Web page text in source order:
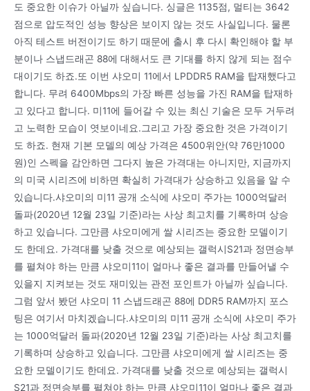
도 중요한 이슈가 아닐까 싶습니다. 싱글은 1135점, 멀티는 3642
점으로 압도적인 성능 향상은 보이지 않는 것도 사실입니다. 물론
아직 테스트 버전이기도 하기 때문에 출시 후 다시 확인해야 할 부
분이나 스냅드래곤 88에 대해서도 큰 기대를 하지 않게 되는 점수
대이기도 하죠.또 이번 샤오미 11에서 LPDDR5 RAM을 탑재했다고
합니다. 무려 6400Mbps의 가장 빠른 성능을 가진 RAM을 탑재하
고 있다고 합니다. 미11에 들어갈 수 있는 최신 기술은 모두 거두려
고 노력한 모습이 엿보이네요.그리고 가장 중요한 것은 가격이기
도 하죠. 현재 기본 모델의 예상 가격은 4500위안(약 76만1000
원)인 스펙을 감안하면 그다지 높은 가격대는 아니지만, 지금까지
의 미국 시리즈에 비하면 확실히 가격대가 상승하고 있음을 알 수
있습니다.샤오미의 미11 공개 소식에 샤오미 주가는 1000억달러
돌파(2020년 12월 23일 기준)라는 사상 최고치를 기록하며 상승
하고 있습니다. 그만큼 샤오미에게 쌀 시리즈는 중요한 모델이기
도 한데요. 가격대를 낮출 것으로 예상되는 갤럭시S21과 정면승부
를 펼쳐야 하는 만큼 샤오미11이 얼마나 좋은 결과를 만들어낼 수
있을지 지켜보는 것도 재미있는 관전 포인트가 아닐까 싶습니다.
그럼 앞서 봤던 샤오미 11 스냅드래곤 88에 DDR5 RAM까지 포스
팅은 여기서 마치겠습니다.샤오미의 미11 공개 소식에 샤오미 주가
는 1000억달러 돌파(2020년 12월 23일 기준)라는 사상 최고치를
기록하며 상승하고 있습니다. 그만큼 샤오미에게 쌀 시리즈는 중
요한 모델이기도 한데요. 가격대를 낮출 것으로 예상되는 갤럭시
S21과 정면승부를 펼쳐야 하는 만큼 샤오미11이 얼마나 좋은 결과